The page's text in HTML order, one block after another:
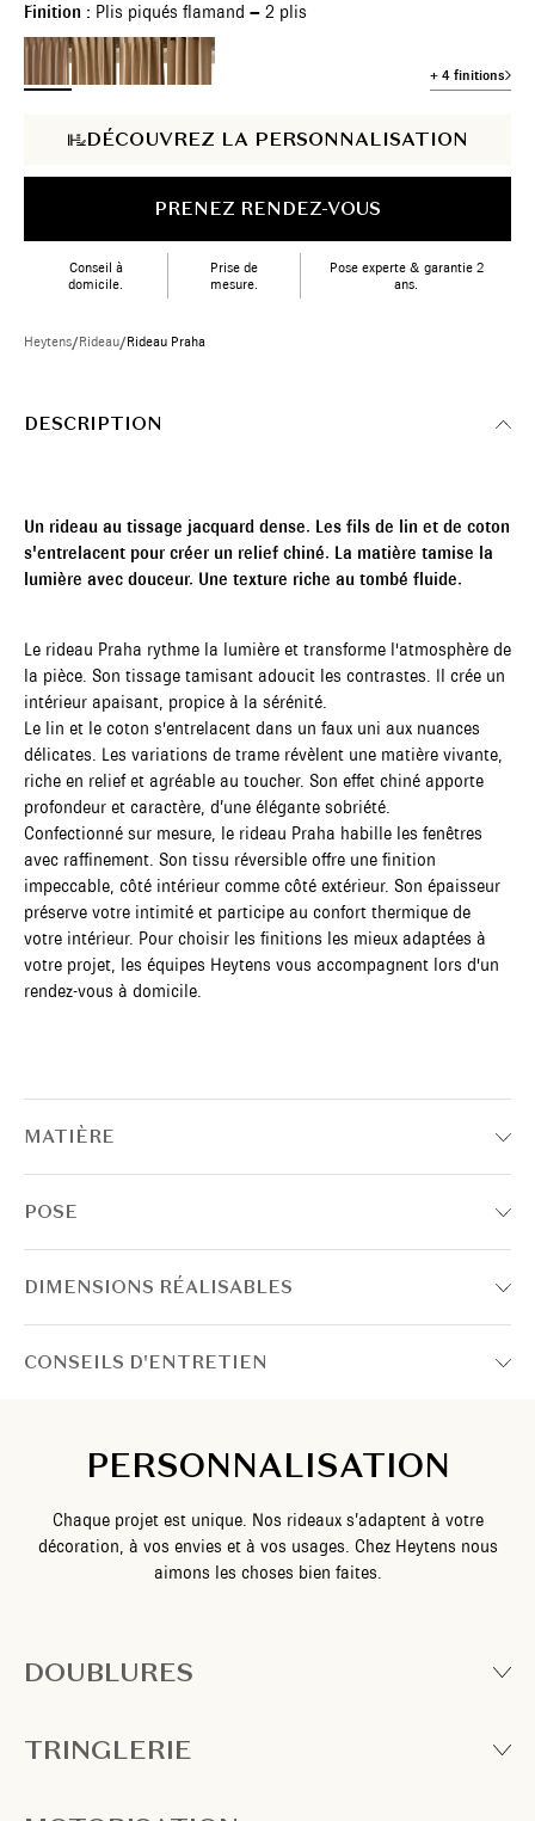
Finition : Plis piqués flamand – 2 plis
+ 4 finitions
DÉCOUVREZ LA PERSONNALISATION
PRENEZ RENDEZ-VOUS
Conseil à
domicile.
Prise de
mesure.
Pose experte & garantie 2
ans.
Heytens/Rideau/Rideau Praha
DESCRIPTION
Un rideau au tissage jacquard dense. Les fils de lin et de coton
s'entrelacent pour créer un relief chiné. La matière tamise la
lumière avec douceur. Une texture riche au tombé fluide.
Le rideau Praha rythme la lumière et transforme l'atmosphère de
la pièce. Son tissage tamisant adoucit les contrastes. Il crée un
intérieur apaisant, propice à la sérénité.
Le lin et le coton s'entrelacent dans un faux uni aux nuances
délicates. Les variations de trame révèlent une matière vivante,
riche en relief et agréable au toucher. Son effet chiné apporte
profondeur et caractère, d’une élégante sobriété.
Confectionné sur mesure, le rideau Praha habille les fenêtres
avec raffinement. Son tissu réversible offre une finition
impeccable, côté intérieur comme côté extérieur. Son épaisseur
préserve votre intimité et participe au confort thermique de
votre intérieur. Pour choisir les finitions les mieux adaptées à
votre projet, les équipes Heytens vous accompagnent lors d'un
rendez-vous à domicile.
MATIÈRE
POSE
DIMENSIONS RÉALISABLES
CONSEILS D'ENTRETIEN
PERSONNALISATION
Chaque projet est unique. Nos rideaux s’adaptent à votre
décoration, à vos envies et à vos usages. Chez Heytens nous
aimons les choses bien faites.
DOUBLURES
TRINGLERIE